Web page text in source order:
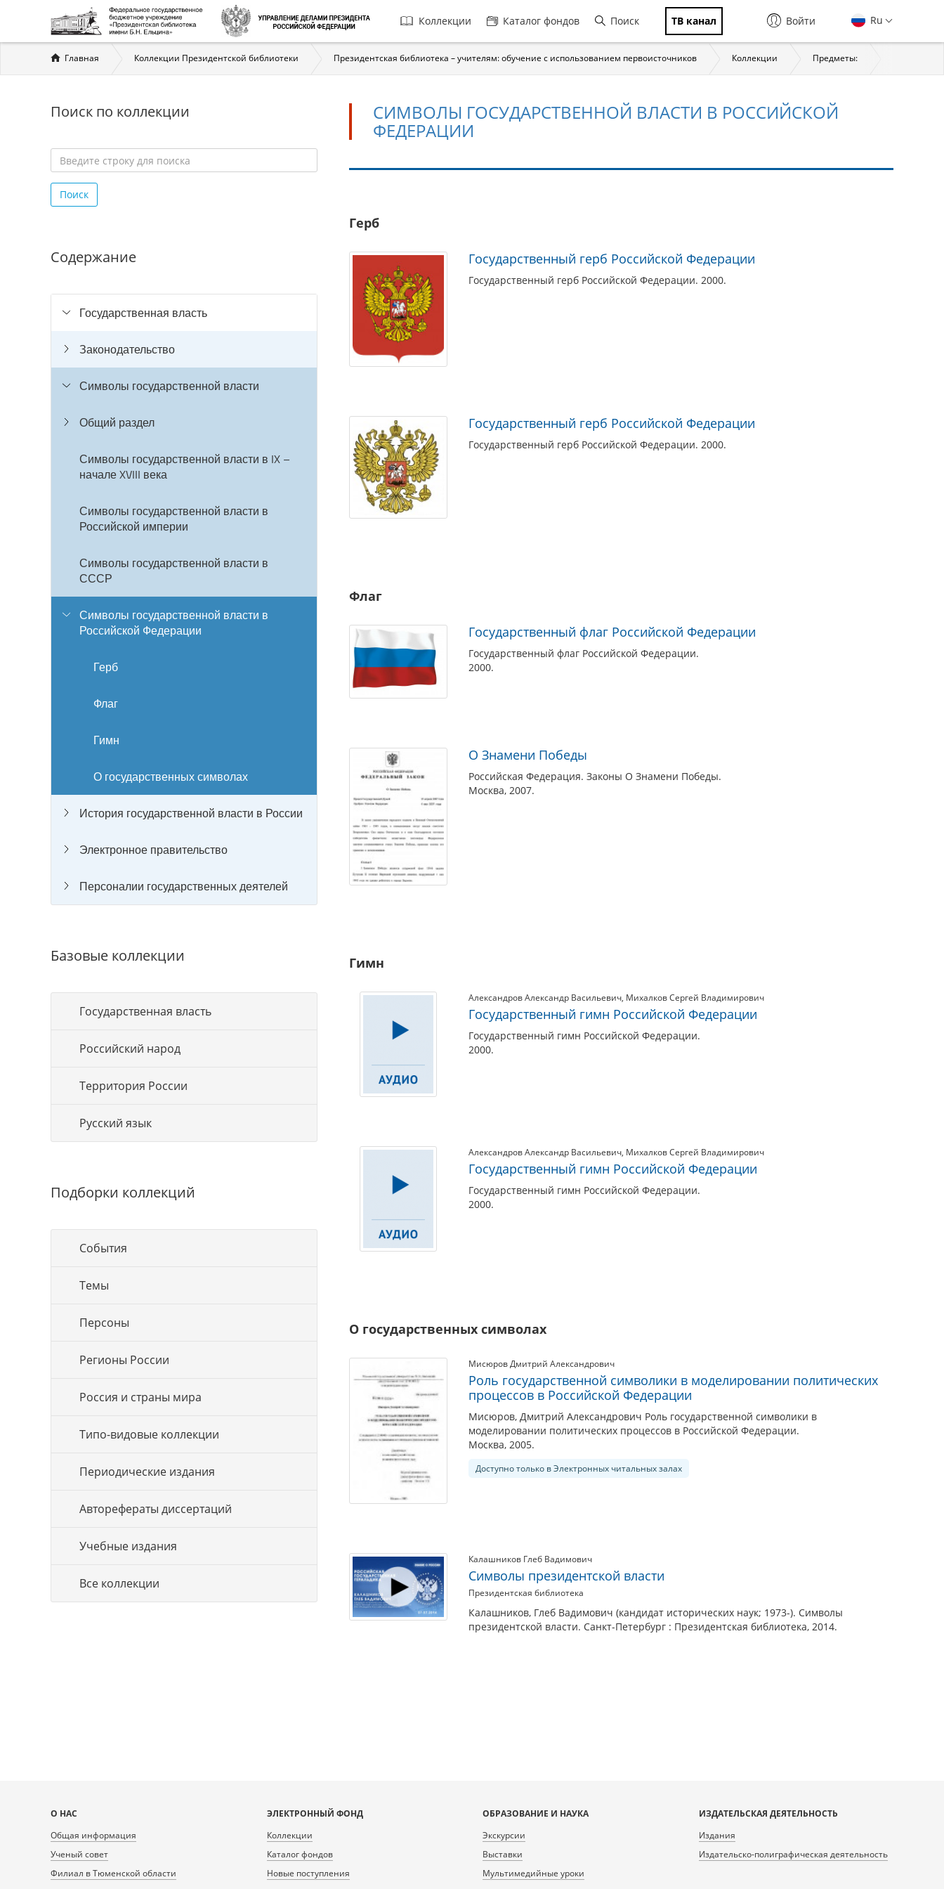
Главная
навигация
Коллекции Каталог фондов Поиск ТВ канал Ru
Войти
Вы
здесь
Главная Коллекции Президентской библиотеки Президентская библиотека – учителям: обучение с использованием первоисточников Коллекции Предметы:
Поиск по коллекции
строку
для
Поиск
Содержание
Государственная власть
Законодательство
Символы государственной власти
Общий раздел
Символы государственной власти в IX –
начале XVIII века
Символы государственной власти в
Российской империи
Символы государственной власти в
СССР
Символы государственной власти в
Российской Федерации
Герб
Флаг
Гимн
О государственных символах
История государственной власти в России
Электронное правительство
Персоналии государственных деятелей
Базовые коллекции
Государственная власть
Российский народ
Территория России
Русский язык
Подборки коллекций
События
Темы
Персоны
Регионы России
Россия и страны мира
Типо-видовые коллекции
Периодические издания
Авторефераты диссертаций
Учебные издания
Все коллекции
СИМВОЛЫ ГОСУДАРСТВЕННОЙ ВЛАСТИ В РОССИЙСКОЙ
ФЕДЕРАЦИИ
государственной
власти
Российской
Федерации
Герб
Государственный герб Российской Федерации
Государственный герб Российской Федерации. 2000.
Государственный герб Российской Федерации
Государственный герб Российской Федерации. 2000.
Флаг
Государственный флаг Российской Федерации
Государственный флаг Российской Федерации.
2000.
О Знамени Победы
Российская Федерация. Законы О Знамени Победы.
Москва, 2007.
Гимн
Александров Александр Васильевич, Михалков Сергей Владимирович
Государственный гимн Российской Федерации
Государственный гимн Российской Федерации.
2000.
Александров Александр Васильевич, Михалков Сергей Владимирович
Государственный гимн Российской Федерации
Государственный гимн Российской Федерации.
2000.
О государственных символах
Мисюров Дмитрий Александрович
Роль государственной символики в моделировании политических
процессов в Российской Федерации
Мисюров, Дмитрий Александрович Роль государственной символики в
моделировании политических процессов в Российской Федерации.
Москва, 2005.
Доступно только в Электронных читальных залах
Калашников Глеб Вадимович
Символы президентской власти
Президентская библиотека
Калашников, Глеб Вадимович (кандидат исторических наук; 1973-). Символы
президентской власти. Санкт-Петербург : Президентская библиотека, 2014.
Карта
сайта
О НАС
Общая информация
Ученый совет
Филиал в Тюменской области
ЭЛЕКТРОННЫЙ ФОНД
Коллекции
Каталог фондов
Новые поступления
ОБРАЗОВАНИЕ И НАУКА
Экскурсии
Выставки
Мультимедийные уроки
ИЗДАТЕЛЬСКАЯ ДЕЯТЕЛЬНОСТЬ
Издания
Издательско-полиграфическая деятельность